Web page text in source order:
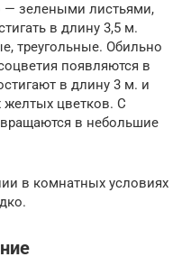
— зелеными листьями,
в длину 3,5 м.
треугольные. Обильно
появляются в
в длину 3 м. и
желтых цветков. С
в небольшие
в комнатных условиях